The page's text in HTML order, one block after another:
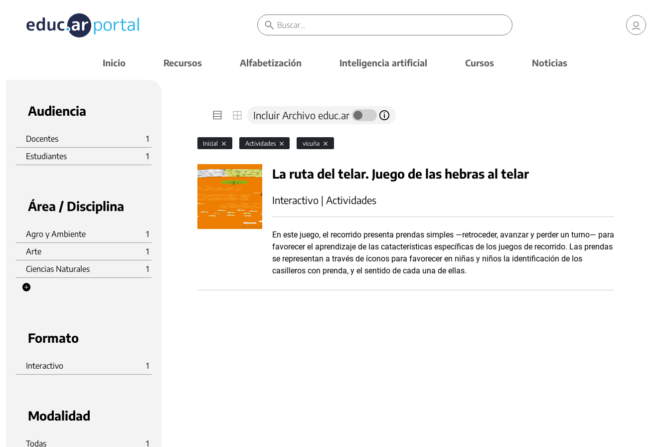
Inicio Recursos Alfabetización Inteligencia artificial Cursos Noticias
Audiencia
Docentes
1
Estudiantes
1
Área / Disciplina
Agro y Ambiente
1
Arte
1
Ciencias Naturales
1
Formato
Interactivo 1
Modalidad
Todas 1
Incluir Archivo educ.ar
Inicial Actividades vicuña
La ruta del telar. Juego de las hebras al telar
Interactivo | Actividades
En este juego, el recorrido presenta prendas simples —retroceder, avanzar y perder un turno— para
favorecer el aprendizaje de las catacterísticas específicas de los juegos de recorrido. Las prendas
se representan a través de íconos para favorecer en niñas y niños la identificación de los
casilleros con prenda, y el sentido de cada una de ellas.